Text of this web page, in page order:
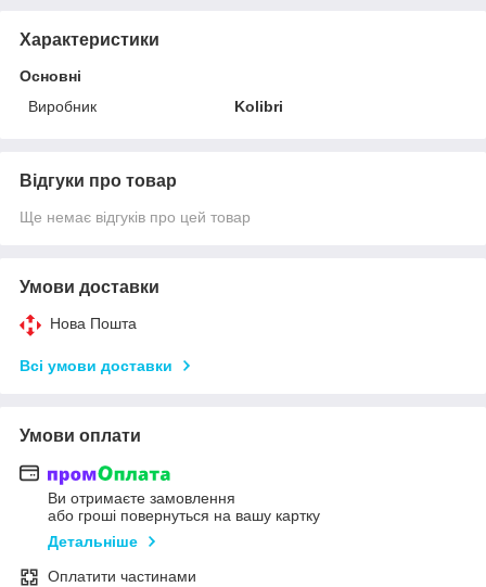
Характеристики
Основні
Виробник
Kolibri
Відгуки про товар
Ще немає відгуків про цей товар
Умови доставки
Нова Пошта
Всі умови доставки
Умови оплати
Ви отримаєте замовлення
або гроші повернуться на вашу картку
Детальніше
Оплатити частинами